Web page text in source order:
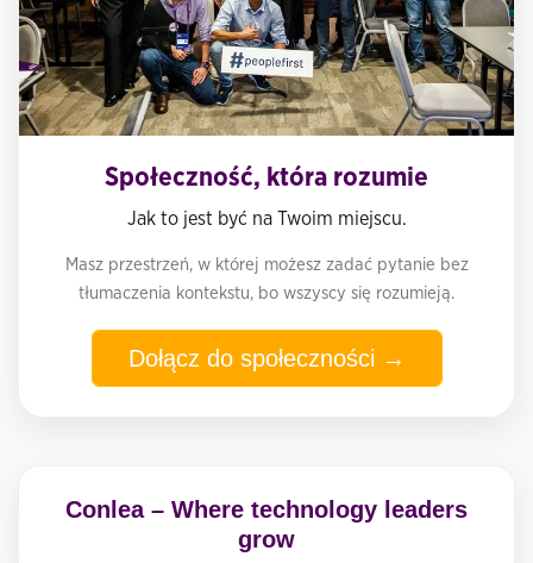
Społeczność, która rozumie
Jak to jest być na Twoim miejscu.
Masz przestrzeń, w której możesz zadać pytanie bez
tłumaczenia kontekstu, bo wszyscy się rozumieją.
Dołącz do społeczności →
Conlea – Where technology leaders
grow